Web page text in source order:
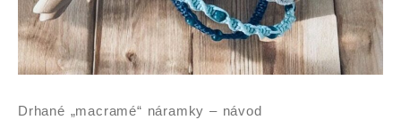
Drhané „macramé“ náramky – návod